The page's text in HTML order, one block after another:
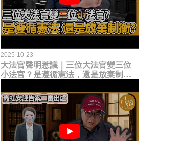
2025-10-23
大法官聲明惹議｜三位大法官變三位
小法官？是遵循憲法，還是放棄制衡